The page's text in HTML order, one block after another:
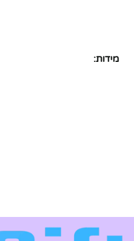
מידות: